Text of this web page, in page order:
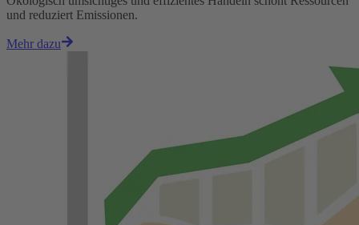
und reduziert Emissionen.
Mehr dazu